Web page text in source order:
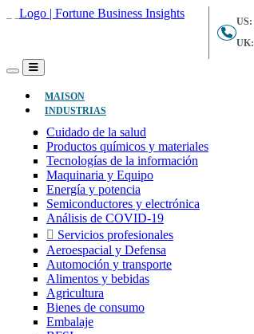
US:
UK:
MAISON(ACTUAL)
INDUSTRIAS
Cuidado de la salud
Productos químicos y materiales
Tecnologías de la información
Maquinaria y Equipo
Energía y potencia
Semiconductores y electrónica
Análisis de COVID-19
Servicios profesionales
Aeroespacial y Defensa
Automoción y transporte
Alimentos y bebidas
Agricultura
Bienes de consumo
Embalaje